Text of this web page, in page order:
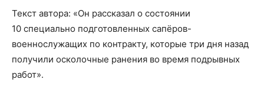
Текст автора: «Он рассказал о состоянии
10 специально подготовленных сапёров-
военнослужащих по контракту, которые три дня назад
получили осколочные ранения во время подрывных
работ».